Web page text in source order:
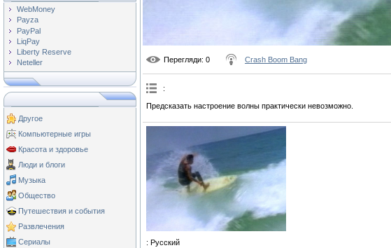
WebMoney
Payza
PayPal
LiqPay
Liberty Reserve
Neteller
Другое
Компьютерные игры
Красота и здоровье
Люди и блоги
Музыка
Общество
Путешествия и события
Развлечения
Сериалы
Перегляди: 0 Crash Boom Bang
:
Предсказать настроение волны практически невозможно.
: Русский